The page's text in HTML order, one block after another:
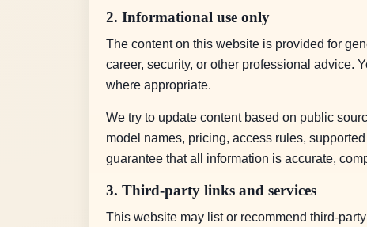
2. Informational use only
The content on this website is provided for
career, security, or other professional advice.
where appropriate.
We try to update content based on public
model names, pricing, access rules,
guarantee that all information is accurate,
3. Third-party links and services
This website may list or recommend third-